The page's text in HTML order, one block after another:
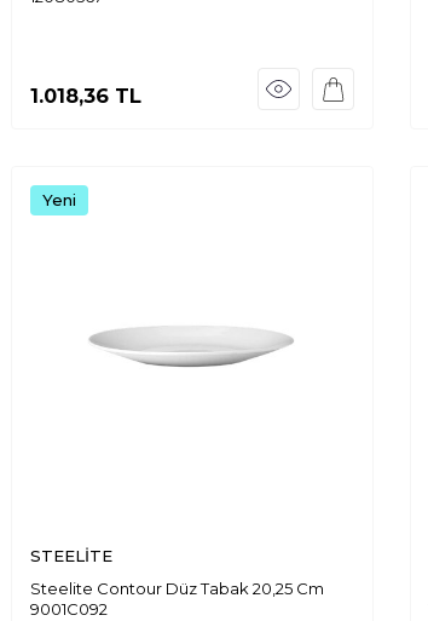
1.018,36 TL
Yeni
STEELİTE
Steelite Contour Düz Tabak 20,25 Cm
9001C092